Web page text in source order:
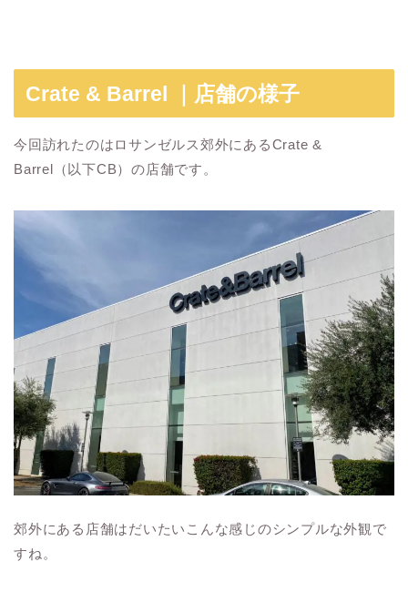
Crate & Barrel ｜店舗の様子
今回訪れたのはロサンゼルス郊外にあるCrate &
Barrel（以下CB）の店舗です。
郊外にある店舗はだいたいこんな感じのシンプルな外観で
すね。